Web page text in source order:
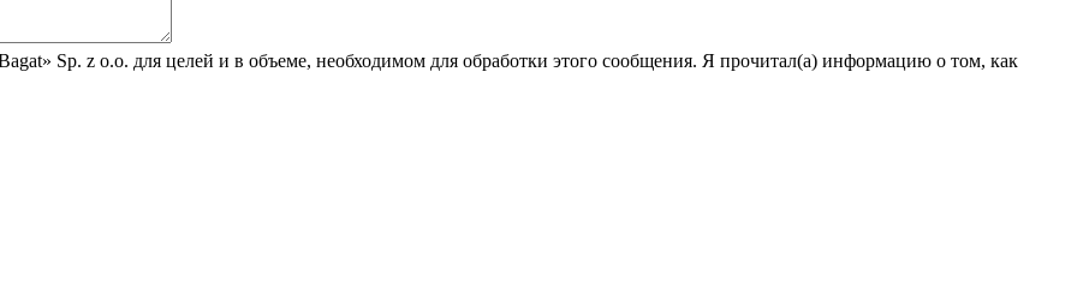
Sp. z o.o. для целей и в объеме, необходимом для обработки этого сообщения. Я прочитал(а) информацию о том, как